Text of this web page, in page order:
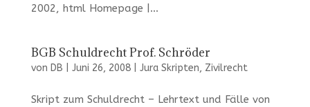
2002, html Homepage |...
BGB Schuldrecht Prof. Schröder
von DB Juni 26, 2008| Jura Skripten, Zivilrecht
Skript zum Schuldrecht – Lehrtext und Fälle von